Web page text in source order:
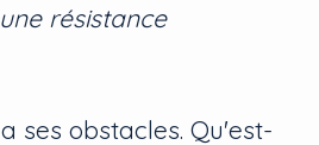
résistance
ses obstacles. Qu'est-